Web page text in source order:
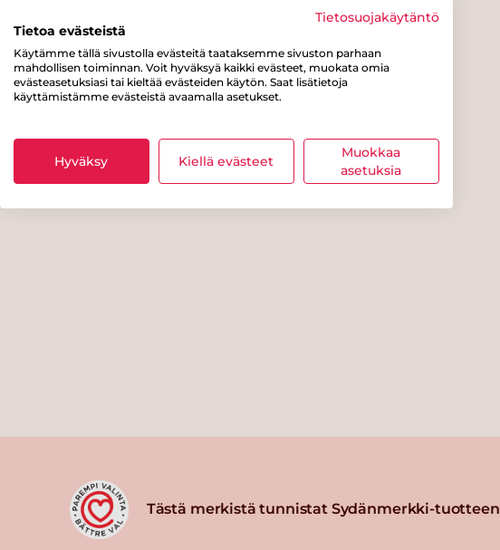
Tästä merkistä tunnistat Sydänmerkki-tuotteen
Tietosuojakäytäntö
Tietoa evästeistä
Käytämme tällä sivustolla evästeitä taataksemme sivuston parhaan
mahdollisen toiminnan. Voit hyväksyä kaikki evästeet, muokata omia
evästeasetuksiasi tai kieltää evästeiden käytön. Saat lisätietoja
käyttämistämme evästeistä avaamalla asetukset.
Hyväksy Kiellä evästeet
Muokkaa
asetuksia